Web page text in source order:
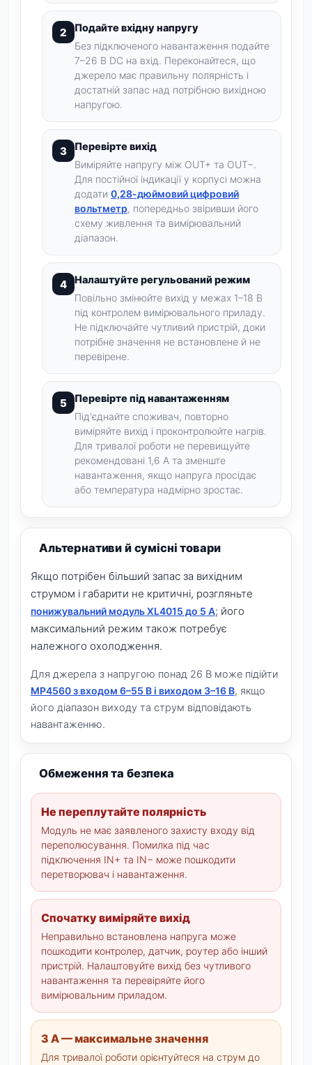
Подайте вхідну напругу
Без підключеного навантаження подайте
7–26 В DC на вхід. Переконайтеся, що
джерело має правильну полярність і
достатній запас над потрібною вихідною
напругою.
Перевірте вихід
Виміряйте напругу між OUT+ та OUT−.
Для постійної індикації у корпусі можна
додати 0,28-дюймовий цифровий
вольтметр, попередньо звіривши його
схему живлення та вимірювальний
діапазон.
Налаштуйте регульований режим
Повільно змінюйте вихід у межах 1–18 В
під контролем вимірювального приладу.
Не підключайте чутливий пристрій, доки
потрібне значення не встановлене й не
перевірене.
Перевірте під навантаженням
Під'єднайте споживач, повторно
виміряйте вихід і проконтролюйте нагрів.
Для тривалої роботи не перевищуйте
рекомендовані 1,6 А та зменште
навантаження, якщо напруга просідає
або температура надмірно зростає.
Альтернативи й сумісні товари
Якщо потрібен більший запас за вихідним
струмом і габарити не критичні, розгляньте
понижувальний модуль XL4015 до 5 А; його
максимальний режим також потребує
належного охолодження.
Для джерела з напругою понад 26 В може підійти
MP4560 з входом 6–55 В і виходом 3–16 В, якщо
його діапазон виходу та струм відповідають
навантаженню.
Обмеження та безпека
Не переплутайте полярність
Модуль не має заявленого захисту входу від
переполюсування. Помилка під час
підключення IN+ та IN− може пошкодити
перетворювач і навантаження.
Спочатку виміряйте вихід
Неправильно встановлена напруга може
пошкодити контролер, датчик, роутер або інший
пристрій. Налаштовуйте вихід без чутливого
навантаження та перевіряйте його
вимірювальним приладом.
3 А — максимальне значення
Для тривалої роботи орієнтуйтеся на струм до